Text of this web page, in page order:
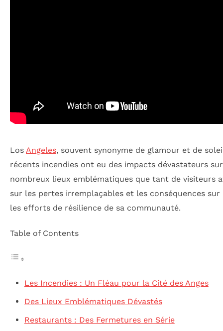
Los Angeles, souvent synonyme de glamour et de
récents incendies ont eu des impacts dévastateurs
nombreux lieux emblématiques que tant de
sur les pertes irremplaçables et les conséquences
les efforts de résilience de sa communauté.
Table of Contents
Les Incendies : Un Fléau pour la Cité des Anges
Des Lieux Emblématiques Dévastés
Restaurants : Des Fermetures en Série